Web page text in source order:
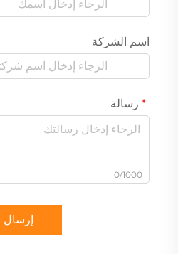
اسم الشركة
رسالة
0/1000
إرسال